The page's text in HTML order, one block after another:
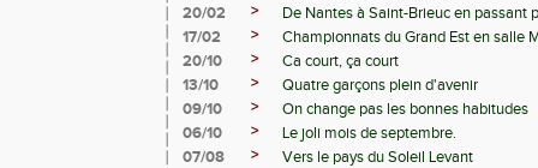
20/02
>
De Nantes à Saint-Brieuc en passant
17/02
>
Championnats du Grand Est en salle
20/10
>
Ca court, ça court
13/10
>
Quatre garçons plein d'avenir
09/10
>
On change pas les bonnes habitudes
06/10
>
Le joli mois de septembre.
07/08
>
Vers le pays du Soleil Levant